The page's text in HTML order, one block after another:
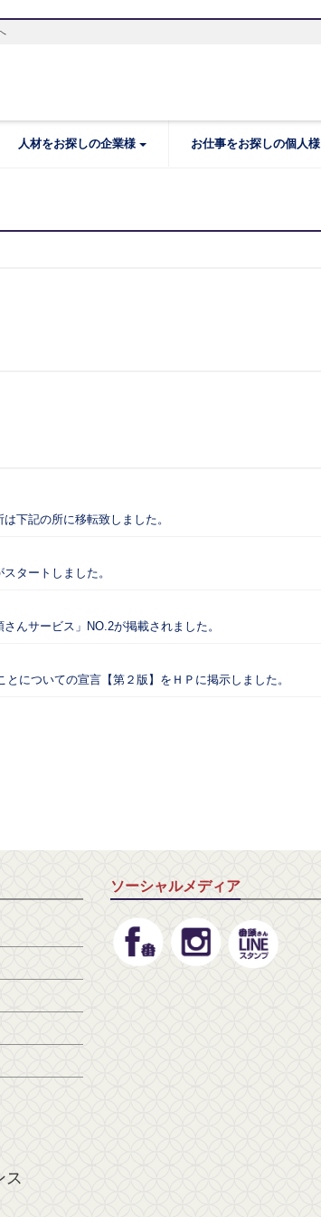
人材をお探しの企業様 お仕事をお探しの個人様
下記の所に移転致しました。
タートしました。
んサービス」NO.2が掲載されました。
についての宣言【第２版】をＨＰに掲示しました。
ソーシャルメディア
ス